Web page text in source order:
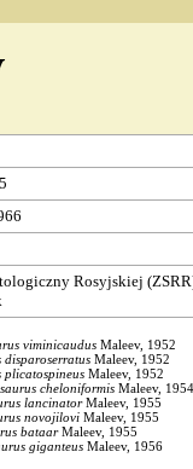
Rosyjskiej
viminicaudus Maleev, 1952
disparoserratus Maleev, 1952
plicatospineus Maleev, 1952
cheloniformis Maleev, 1954
lancinatorMaleev, 1955
novojilovi Maleev, 1955
bataarMaleev, 1955
giganteus Maleev, 1956